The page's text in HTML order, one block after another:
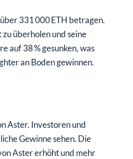
331 000 ETH betragen.
überholen und seine
auf 38 % gesunken, was
an Boden gewinnen.
Aster. Investoren und
Gewinne sehen. Die
Aster erhöht und mehr